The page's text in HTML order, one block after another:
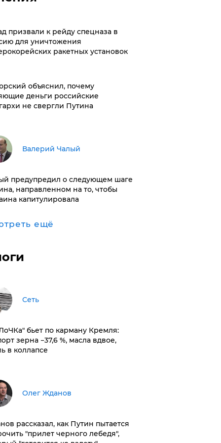
призвали к рейду спецназа в
для уничтожения
ракетных установок
объяснил, почему
деньги российские
не свергли Путина
Валерий Чалый
предупредил о следующем шаге
направленном на то, чтобы
капитулировала
ещё
Сеть
бьет по карману Кремля:
зерна −37,6 %, масла вдвое,
в коллапсе
Олег Жданов
рассказал, как Путин пытается
"прилет черного лебедя",